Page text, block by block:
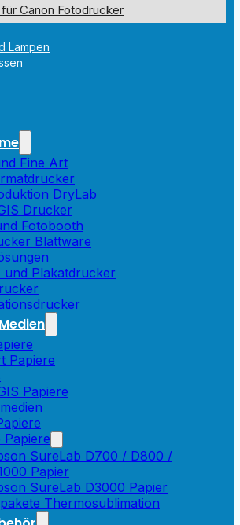
Canon Fotodrucker
Lampen
Fine Art
DryLab
Drucker
Fotobooth
Blattware
und Plakatdrucker
Papiere
Papiere
Papiere
SureLab D700 / D800 /
Papier
SureLab D3000 Papier
Thermosublimation